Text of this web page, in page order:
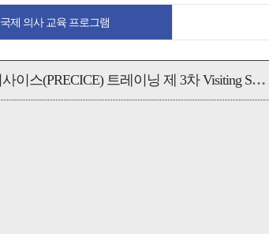
국제 의사 교육 프로그램
국제 프리사이스(PRECICE) 트레이닝 제 3차 Visiting Surgeon Program